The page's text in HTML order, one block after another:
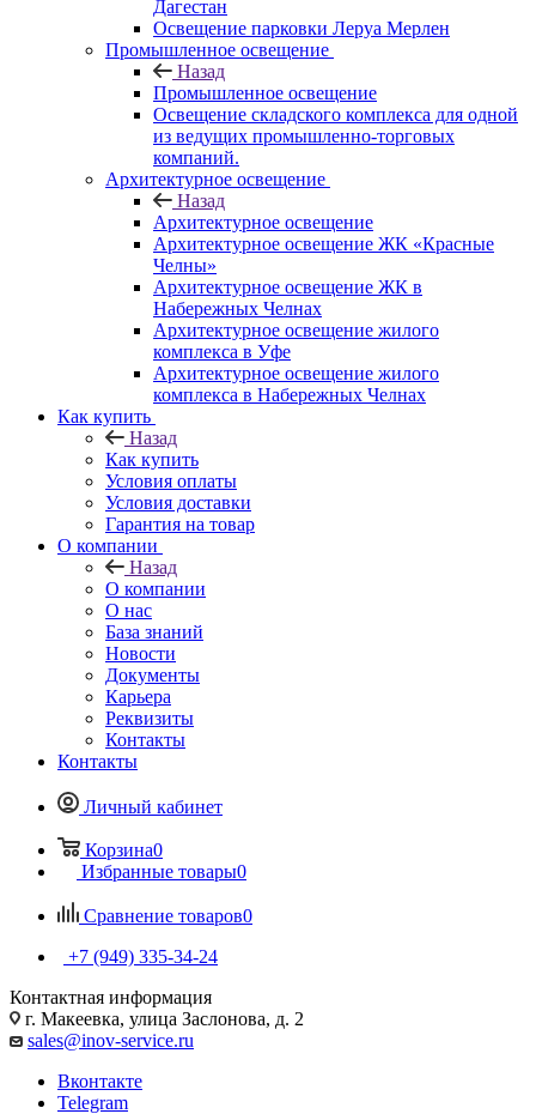
Дагестан
Освещение парковки Леруа Мерлен
Промышленное освещение
Назад
Промышленное освещение
Освещение складского комплекса для одной
из ведущих промышленно-торговых
компаний.
Архитектурное освещение
Назад
Архитектурное освещение
Архитектурное освещение ЖК «Красные
Челны»
Архитектурное освещение ЖК в
Набережных Челнах
Архитектурное освещение жилого
комплекса в Уфе
Архитектурное освещение жилого
комплекса в Набережных Челнах
Как купить
Назад
Как купить
Условия оплаты
Условия доставки
Гарантия на товар
О компании
Назад
О компании
О нас
База знаний
Новости
Документы
Карьера
Реквизиты
Контакты
Контакты
Личный кабинет
Корзина0
Избранные товары0
Сравнение товаров0
+7 (949) 335-34-24
Контактная информация
г. Макеевка, улица Заслонова, д. 2
sales@inov-service.ru
Вконтакте
Telegram